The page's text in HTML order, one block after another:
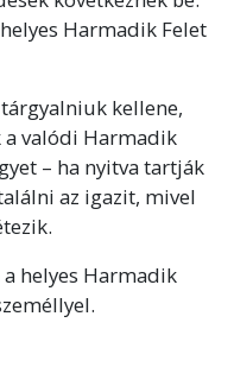
Harmadik Felet
kellene,
a valódi Harmadik
– ha nyitva tartják
az igazit, mivel
helyes Harmadik